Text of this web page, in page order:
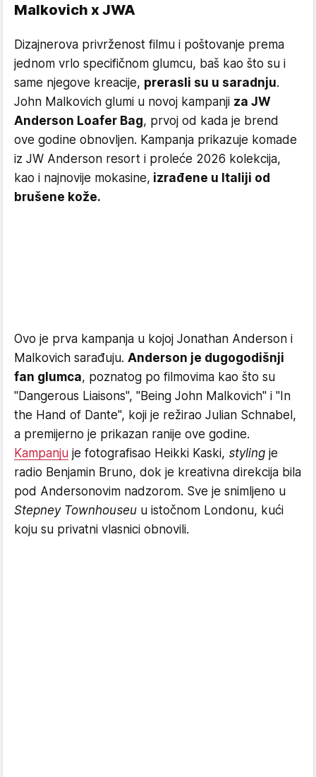
Malkovich x JWA
Dizajnerova privrženost filmu i poštovanje prema
jednom vrlo specifičnom glumcu, baš kao što su i
same njegove kreacije, prerasli su u saradnju.
John Malkovich glumi u novoj kampanji za JW
Anderson Loafer Bag, prvoj od kada je brend
ove godine obnovljen. Kampanja prikazuje komade
iz JW Anderson resort i proleće 2026 kolekcija,
kao i najnovije mokasine, izrađene u Italiji od
brušene kože.
Ovo je prva kampanja u kojoj Jonathan Anderson i
Malkovich sarađuju. Anderson je dugogodišnji
fan glumca, poznatog po filmovima kao što su
"Dangerous Liaisons", "Being John Malkovich" i "In
the Hand of Dante", koji je režirao Julian Schnabel,
a premijerno je prikazan ranije ove godine.
Kampanju je fotografisao Heikki Kaski, styling je
radio Benjamin Bruno, dok je kreativna direkcija bila
pod Andersonovim nadzorom. Sve je snimljeno u
Stepney Townhouseu u istočnom Londonu, kući
koju su privatni vlasnici obnovili.